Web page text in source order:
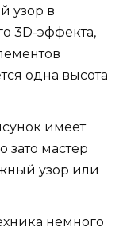
узор в
3D-эффекта,
одна высота
имеет
мастер
узор или
немного